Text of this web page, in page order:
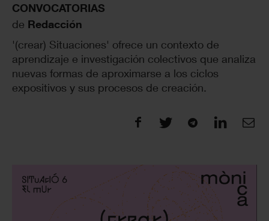
CONVOCATORIAS
de Redacción
'(crear) Situaciones' ofrece un contexto de
aprendizaje e investigación colectivos que analiza
nuevas formas de aproximarse a los ciclos
expositivos y sus procesos de creación.